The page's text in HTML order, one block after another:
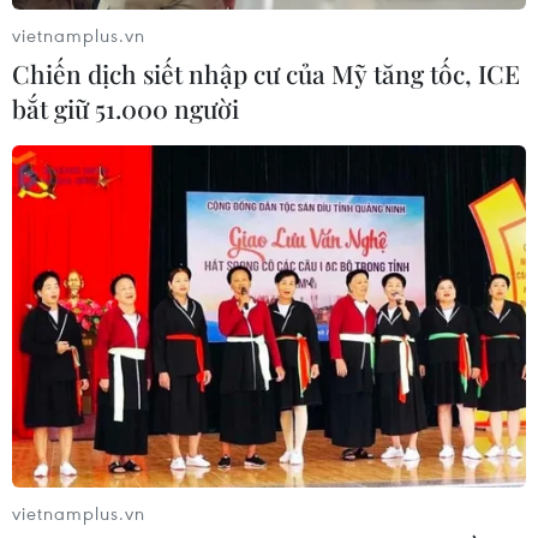
CƠ QUAN CHỦ QUẢN: THÔNG TẤN XÃ VIỆT NAM
Tổng Biên tập: TRẦN TIẾN DUẨN
Phó Tổng Biên tập: NGUYỄN THỊ TÁM, KHÚC THANH
THỦY
Sở hữu trí tuệ
Quy định sử dụng
RSS
Hỗ trợ
Ngôn ngữ
TTXVN
vietnamplus.vn
Chiến dịch siết nhập cư của Mỹ tăng tốc, ICE
bắt giữ 51.000 người
vietnamplus.vn